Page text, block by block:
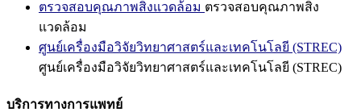
ตรวจสอบคุณภาพสิ่งแวดล้อม ตรวจสอบคุณภาพสิ่ง
แวดล้อม
ศูนย์เครื่องมือวิจัยวิทยาศาสตร์และเทคโนโลยี (STREC)
ศูนย์เครื่องมือวิจัยวิทยาศาสตร์และเทคโนโลยี (STREC)
บริการทางการแพทย์